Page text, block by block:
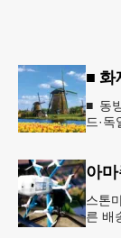
■ 동
드·
아
스톤
른 배